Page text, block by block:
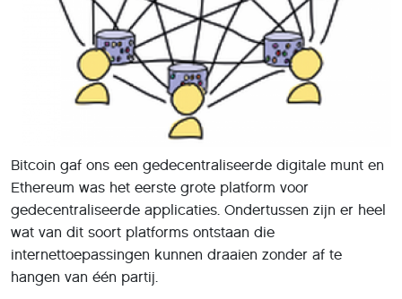
Bitcoin gaf ons een gedecentraliseerde digitale munt en
Ethereum was het eerste grote platform voor
gedecentraliseerde applicaties. Ondertussen zijn er heel
wat van dit soort platforms ontstaan die
internettoepassingen kunnen draaien zonder af te
hangen van één partij.